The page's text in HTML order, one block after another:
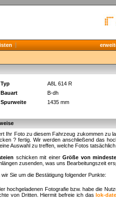
Typ A8L 614 R
Bauart B-dh
Spurweite 1435 mm
Ihr Foto zu diesem Fahrzeug zukommen zu
? fertig. Wir werden anschließend das
Auswahl zu treffen, welche Fotos
schicken mit einerGröße von
zusenden, was uns Bearbeitungszeit
Sie um die Bestätigung folgender Punkte:
hochgeladenen Fotografie bzw. habe die
von Dritten. Hiermit befreie ich daslok-